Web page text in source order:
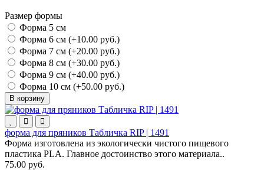
Размер формы
Форма 5 см
Форма 6 см (+10.00 руб.)
Форма 7 см (+20.00 руб.)
Форма 8 см (+30.00 руб.)
Форма 9 см (+40.00 руб.)
Форма 10 см (+50.00 руб.)
В корзину
форма для пряников Табличка RIP | 1491
Форма изготовлена из экологически чистого пищевого
пластика PLA. Главное достоинство этого материала..
75.00 руб.